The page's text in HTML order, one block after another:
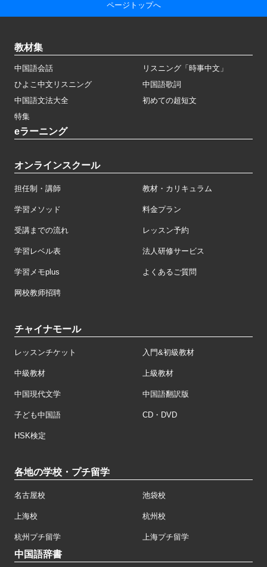
ページトップへ
教材集
中国語会話
リスニング「時事中文」
ひよこ中文リスニング
中国語歌詞
中国語文法大全
初めての超短文
特集
eラーニング
オンラインスクール
担任制・講師 教材・カリキュラム
学習メソッド 料金プラン
受講までの流れ レッスン予約
学習レベル表 法人研修サービス
学習メモplus よくあるご質問
网校教师招聘
チャイナモール
レッスンチケット 入門&初級教材
中級教材 上級教材
中国現代文学 中国語翻訳版
子ども中国語 CD・DVD
HSK検定
各地の学校・プチ留学
名古屋校 池袋校
上海校 杭州校
杭州プチ留学 上海プチ留学
中国語辞書